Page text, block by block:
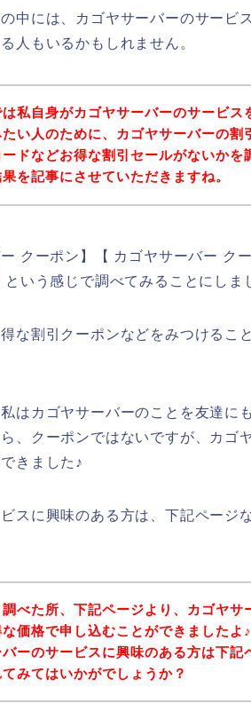
中には、カゴヤサーバーのサービ
人もいるかもしれません。
私自身がカゴヤサーバーのサービス
い人のために、カゴヤサーバーの割
ドなどお得な割引セールがないかを
を記事にさせていただきますね。
クーポン】【 カゴヤサーバー ク
いう感じで調べてみることにしま
な割引クーポンなどをみつけるこ
はカゴヤサーバーのことを友達に
、クーポンではないですが、カゴ
きました♪
スに興味のある方は、下記ページ
べた所、下記ページより、カゴヤサ
価格で申し込むことができましたよ
ーのサービスに興味のある方は下記
みてはいかがでしょうか？